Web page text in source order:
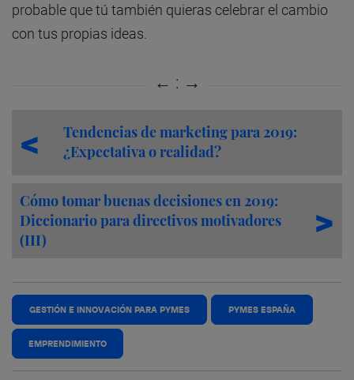
probable que tú también quieras celebrar el cambio
con tus propias ideas.
Tendencias de marketing para 2019:
¿Expectativa o realidad?
Cómo tomar buenas decisiones en 2019:
Diccionario para directivos motivadores
(III)
GESTIÓN E INNOVACIÓN PARA PYMES PYMES ESPAÑA
EMPRENDIMIENTO